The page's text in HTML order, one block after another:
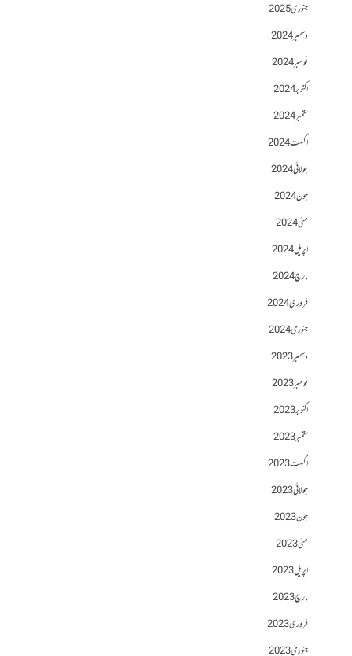
جنوری 2025
دسمبر 2024
نومبر 2024
اکتوبر 2024
ستمبر 2024
اگست 2024
جولائی 2024
جون 2024
مئی 2024
اپریل 2024
مارچ 2024
فروری 2024
جنوری 2024
دسمبر 2023
نومبر 2023
اکتوبر 2023
ستمبر 2023
اگست 2023
جولائی 2023
جون 2023
مئی 2023
اپریل 2023
مارچ 2023
فروری 2023
جنوری 2023